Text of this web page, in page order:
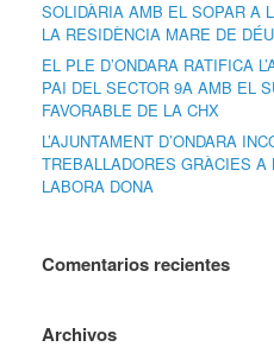
SOLIDÀRIA AMB EL SOPAR A
LA RESIDÈNCIA MARE DE
EL PLE D’ONDARA RATIFICA
PAI DEL SECTOR 9A AMB EL
FAVORABLE DE LA CHX
L’AJUNTAMENT D’ONDARA
TREBALLADORES GRÀCIES
LABORA DONA
Comentarios recientes
Archivos